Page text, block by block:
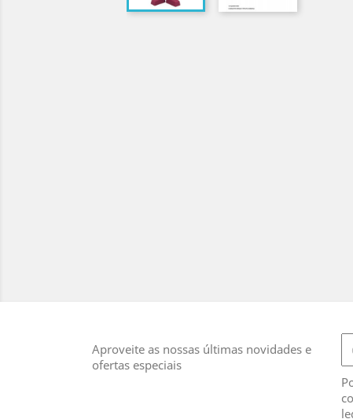
Aproveite as nossas últimas novidades e
ofertas especiais